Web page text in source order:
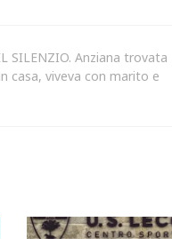
SILENZIO. Anziana trovata
casa, viveva con marito e